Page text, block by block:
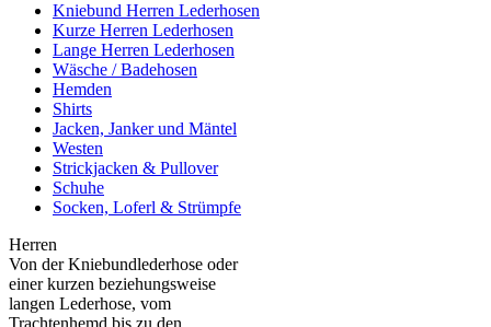
Kniebund Herren Lederhosen
Kurze Herren Lederhosen
Lange Herren Lederhosen
Wäsche / Badehosen
Hemden
Shirts
Jacken, Janker und Mäntel
Westen
Strickjacken & Pullover
Schuhe
Socken, Loferl & Strümpfe
Herren
Von der Kniebundlederhose oder
einer kurzen beziehungsweise
langen Lederhose, vom
Trachtenhemd bis zu den